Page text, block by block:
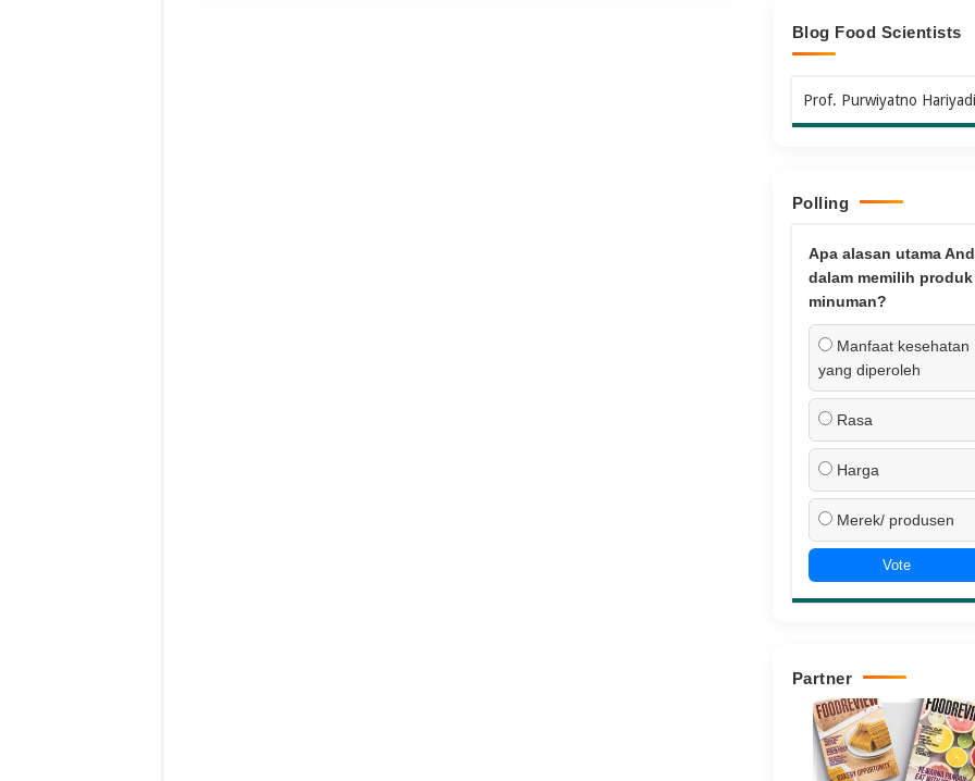
Blog Food Scientists
Prof. Purwiyatno Hariyadi
Polling
Apa alasan utama
dalam memilih produk
minuman?
Manfaat kesehatan
yang diperoleh
Rasa
Harga
Merek/ produsen
Vote
Partner